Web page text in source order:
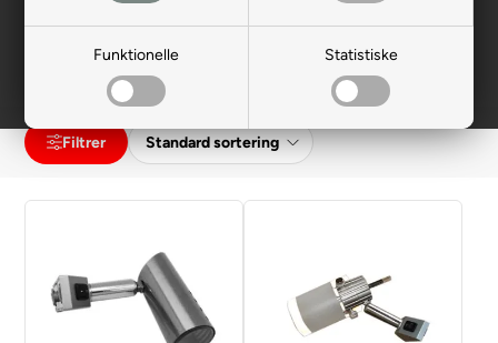
Funktionelle Statistiske
Filtrer